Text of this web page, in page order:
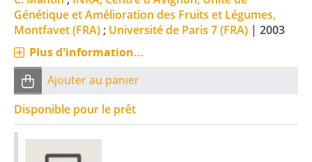
Génétique et Amélioration des Fruits et Légumes,
Montfavet (FRA) ; Université de Paris 7 (FRA) | 2003
Plus d'information...
Ajouter au panier
Disponible pour le prêt